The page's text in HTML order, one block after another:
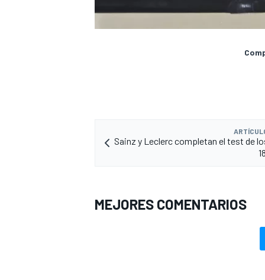
Sainz y Leclerc completan el test de
MEJORES COMENTARIOS